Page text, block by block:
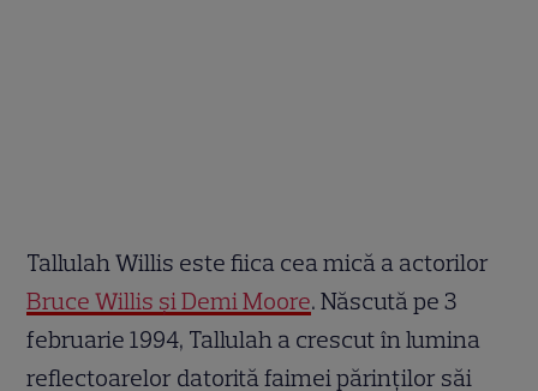
Tallulah Willis este fiica cea mică a actorilor
Bruce Willis și Demi Moore. Născută pe 3
februarie 1994, Tallulah a crescut în lumina
reflectoarelor datorită faimei părinților săi